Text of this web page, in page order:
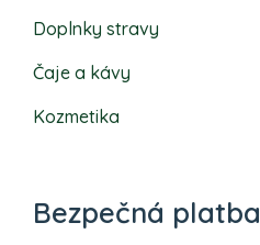
Doplnky stravy
Čaje a kávy
Kozmetika
Bezpečná platba